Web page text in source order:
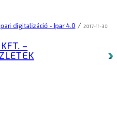
digitalizáció - Ipar 4.0 / 2017-11-30
–